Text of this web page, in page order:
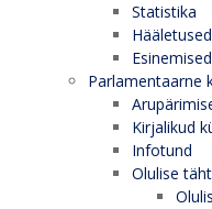
Statistika
Hääletused
Parlamentaarne
Kirjalikud
Infotund
Olulise